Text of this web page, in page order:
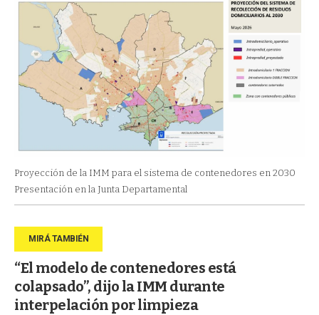
Proyección de la IMM para el sistema de contenedores en 2030
Presentación en la Junta Departamental
“El modelo de contenedores está
colapsado”, dijo la IMM durante
interpelación por limpieza